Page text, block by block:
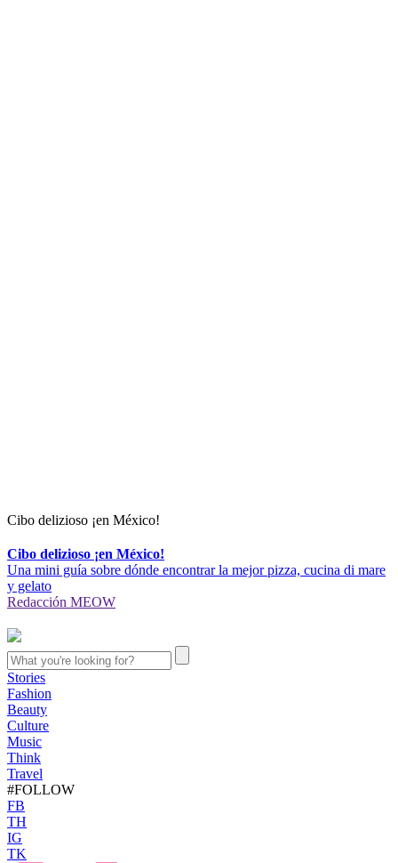
Cibo delizioso ¡en México!
Cibo delizioso ¡en México!
Una mini guía sobre dónde encontrar la mejor pizza, cucina di mare
y gelato
Redacción MEOW
Stories
Fashion
Beauty
Culture
Music
Think
Travel
#FOLLOW
FB
TH
IG
TK